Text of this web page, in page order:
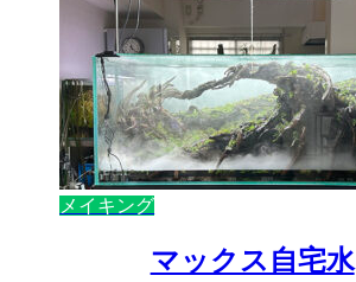
メイキング
マックス自宅水